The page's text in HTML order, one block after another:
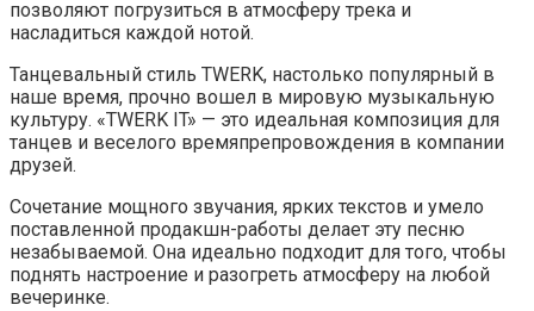
позволяют погрузиться в атмосферу трека и
насладиться каждой нотой.
Танцевальный стиль TWERK, настолько популярный в
наше время, прочно вошел в мировую музыкальную
культуру. «TWERK IT» — это идеальная композиция для
танцев и веселого времяпрепровождения в компании
друзей.
Сочетание мощного звучания, ярких текстов и умело
поставленной продакшн-работы делает эту песню
незабываемой. Она идеально подходит для того, чтобы
поднять настроение и разогреть атмосферу на любой
вечеринке.